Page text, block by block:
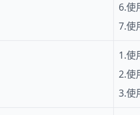
6.使
7.使
1.使
2.使
3.使